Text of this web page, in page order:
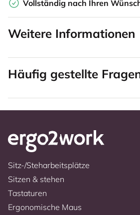
Vollständig nach Ihren
Weitere Informationen
Häufig gestellte
Sitz-/Steharbeitsplätze
Sitzen & stehen
Tastaturen
Ergonomische Maus